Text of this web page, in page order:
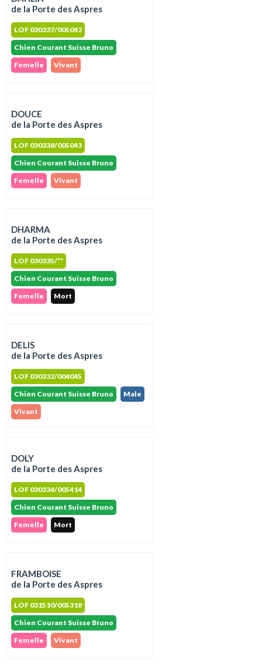
de la Porte des Aspres
LOF 030337/005042
Chien Courant Suisse Bruno
Femelle
Vivant
DOUCE
de la Porte des Aspres
LOF 030338/005043
Chien Courant Suisse Bruno
Femelle
Vivant
DHARMA
de la Porte des Aspres
LOF 030335/**
Chien Courant Suisse Bruno
Femelle
Mort
DELIS
de la Porte des Aspres
LOF 030332/004045
Chien Courant Suisse Bruno
Male
Vivant
DOLY
de la Porte des Aspres
LOF 030334/005414
Chien Courant Suisse Bruno
Femelle
Mort
FRAMBOISE
de la Porte des Aspres
LOF 031510/005318
Chien Courant Suisse Bruno
Femelle
Vivant